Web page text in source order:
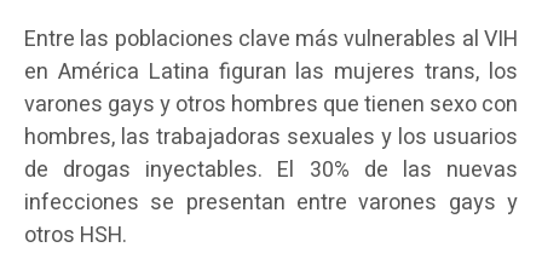
Entre las poblaciones clave más vulnerables al VIH
en América Latina figuran las mujeres trans, los
varones gays y otros hombres que tienen sexo con
hombres, las trabajadoras sexuales y los usuarios
de drogas inyectables. El 30% de las nuevas
infecciones se presentan entre varones gays y
otros HSH.